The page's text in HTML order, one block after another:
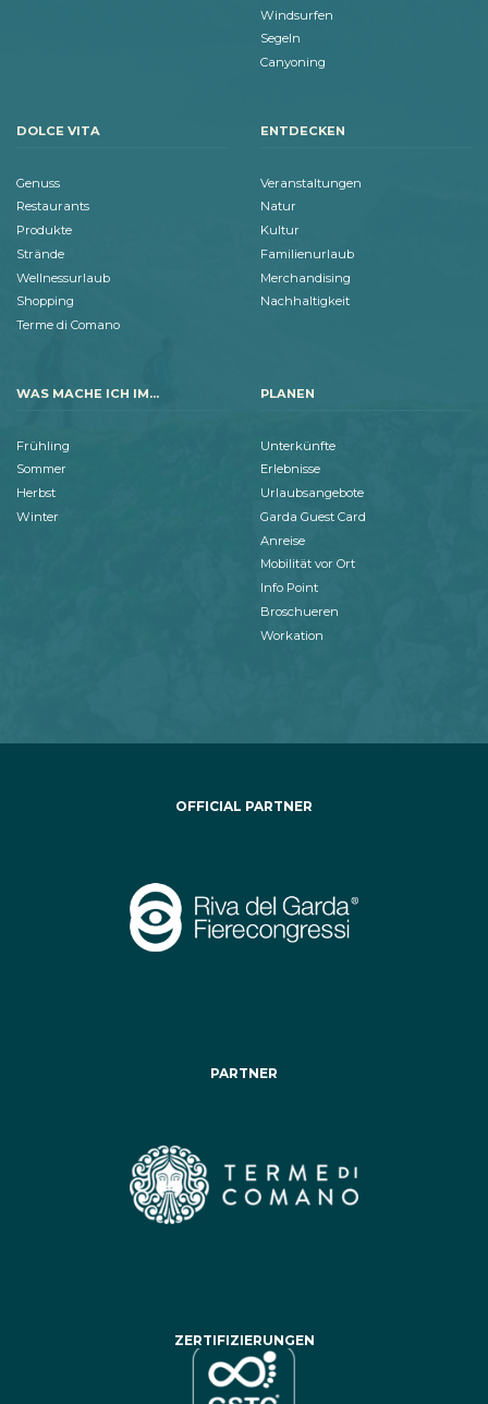
Windsurfen
Segeln
Canyoning
DOLCE VITA
Genuss
Restaurants
Produkte
Strände
Wellnessurlaub
Shopping
Terme di Comano
ENTDECKEN
Veranstaltungen
Natur
Kultur
Familienurlaub
Merchandising
Nachhaltigkeit
WAS MACHE ICH IM...
Frühling
Sommer
Herbst
Winter
PLANEN
Unterkünfte
Erlebnisse
Urlaubsangebote
Garda Guest Card
Anreise
Mobilität vor Ort
Info Point
Broschueren
Workation
OFFICIAL PARTNER
PARTNER
ZERTIFIZIERUNGEN